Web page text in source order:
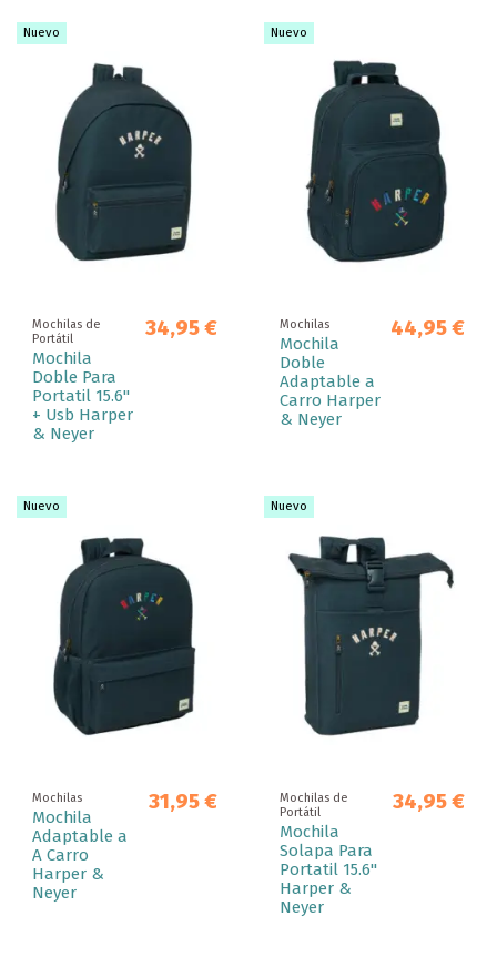
Nuevo
Mochilas de
Portátil
Mochila
Doble Para
Portatil 15.6"
+ Usb Harper
& Neyer
34,95 €
Nuevo
Mochilas
Mochila
Doble
Adaptable a
Carro Harper
& Neyer
44,95 €
Nuevo
Mochilas
Mochila
Adaptable a
A Carro
Harper &
Neyer
31,95 €
Nuevo
Mochilas de
Portátil
Mochila
Solapa Para
Portatil 15.6''
Harper &
Neyer
34,95 €